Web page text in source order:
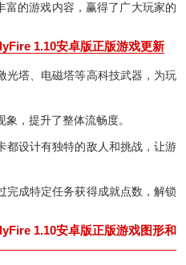
富的游戏内容，赢得了广大玩家的
1.10安卓版正版游戏更新
光塔、电磁塔等高科技武器，为玩
，提升了整体流畅度。
都设计有独特的敌人和挑战，让游
完成特定任务获得成就点数，解锁
1.10安卓版正版游戏图形和